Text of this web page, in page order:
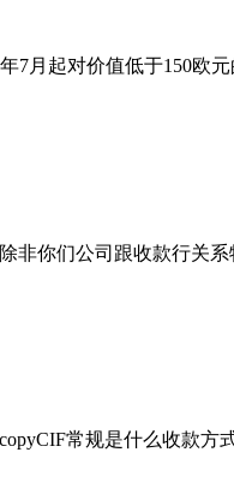
月起对价值低于150欧
非你们公司跟收款行关
常规是什么收款方